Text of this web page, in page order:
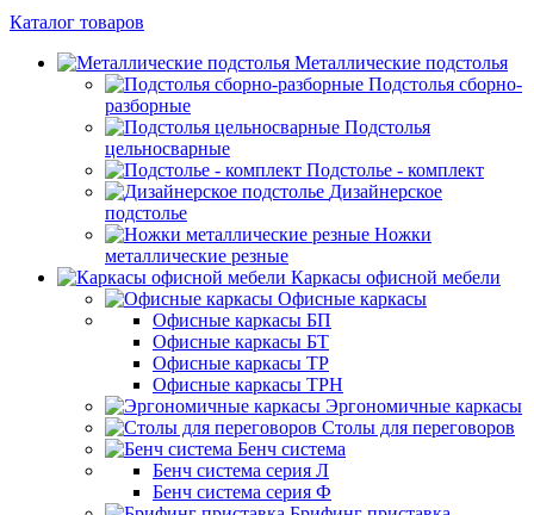
Каталог товаров
Металлические подстолья
Подстолья сборно-
разборные
Подстолья
цельносварные
Подстолье - комплект
Дизайнерское
подстолье
Ножки
металлические резные
Каркасы офисной мебели
Офисные каркасы
Офисные каркасы БП
Офисные каркасы БТ
Офисные каркасы ТР
Офисные каркасы ТРН
Эргономичные каркасы
Столы для переговоров
Бенч система
Бенч система серия Л
Бенч система серия Ф